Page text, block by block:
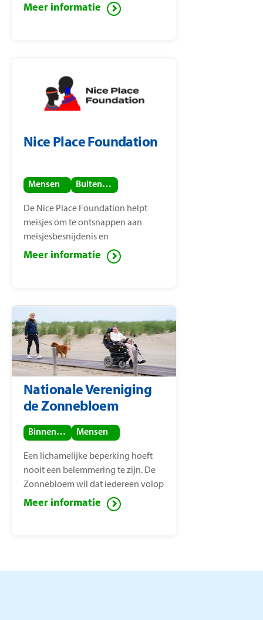
Meer informatie
Nice Place Foundation
Mensen Buitenland
De Nice Place Foundation helpt
meisjes om te ontsnappen aan
meisjesbesnijdenis en
kindhuwelijken. De stichting is
Meer informatie
Nationale Vereniging
de Zonnebloem
Binnenland Mensen
Een lichamelijke beperking hoeft
nooit een belemmering te zijn. De
Zonnebloem wil dat iedereen volop
van het leven kan genieten, ook
mensen met een lichamelijke
Meer informatie